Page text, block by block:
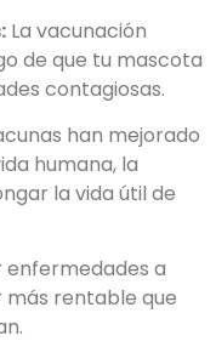
La vacunación
de que tu mascota
contagiosas.
han mejorado
humana, la
la vida útil de
enfermedades a
más rentable que